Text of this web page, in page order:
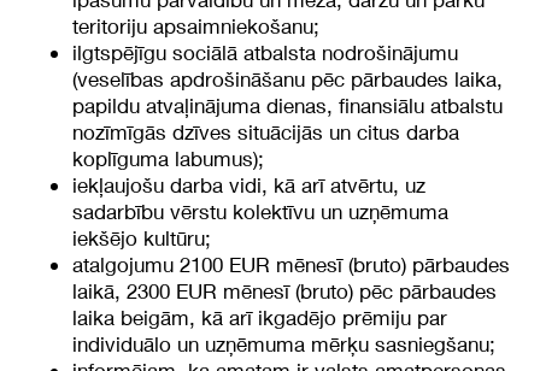
teritoriju apsaimniekošanu;
ilgtspējīgu sociālā atbalsta nodrošinājumu
(veselības apdrošināšanu pēc pārbaudes laika,
papildu atvaļinājuma dienas, finansiālu atbalstu
nozīmīgās dzīves situācijās un citus darba
koplīguma labumus);
iekļaujošu darba vidi, kā arī atvērtu, uz
sadarbību vērstu kolektīvu un uzņēmuma
iekšējo kultūru;
atalgojumu 2100 EUR mēnesī (bruto) pārbaudes
laikā, 2300 EUR mēnesī (bruto) pēc pārbaudes
laika beigām, kā arī ikgadējo prēmiju par
individuālo un uzņēmuma mērķu sasniegšanu;